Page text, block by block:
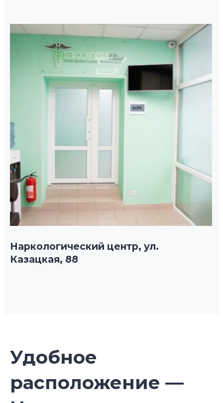
Зображення
Наркологический центр, ул.
Казацкая, 88
Удобное
расположение —